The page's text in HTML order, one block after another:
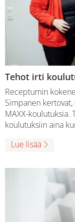
Tehot irti
Receptumin
Simpanen
MAXX-koulutuksia.
koulutuksiin aina
Lue lisää